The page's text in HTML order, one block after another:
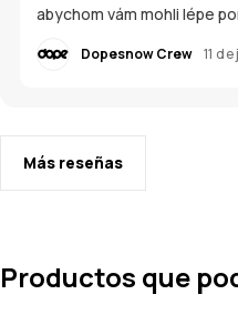
abychom vám mohli lépe
Dopesnow Crew 11
Más reseñas
Productos que